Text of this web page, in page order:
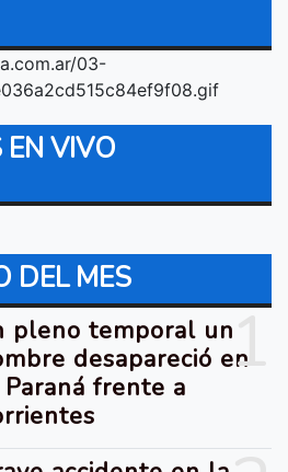
03-
VIVO
DEL MES
1
pleno temporal un
desapareció en
frente a